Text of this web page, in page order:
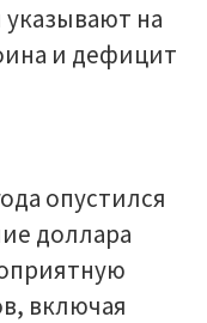
на
и дефицит
опустился
доллара
включая